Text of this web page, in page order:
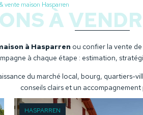
vente maison Hasparren
À
à Hasparren ou confier la vente
à chaque étape : estimation,
du marché local, bourg, quartiers-
conseils clairs et un accompagnement
HASPARREN